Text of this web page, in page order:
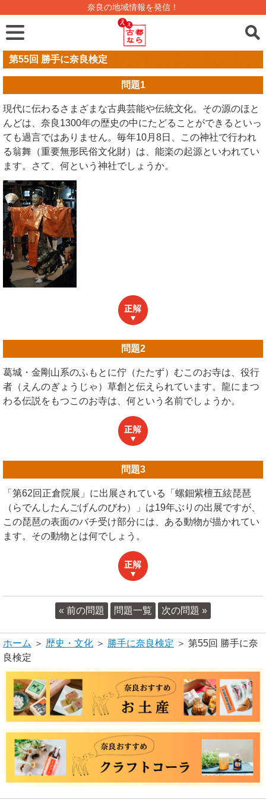
奈良の地域情報を発信！
第55回 勝手に奈良検定
問題1
現代に伝わるさまざまな古典芸能や伝統文化。その源のほと
んどは、奈良1300年の歴史の中にたどることができるといっ
ても過言ではありません。毎年10月8日、この神社で行われ
る翁舞（重要無形民俗文化財）は、能楽の起源といわれてい
ます。さて、何という神社でしょうか。
問題2
葛城・金剛山系のふもとに佇（たたず）むこのお寺は、役行
者（えんのぎょうじゃ）草創と伝えられています。龍にまつ
わる伝説をもつこのお寺は、何という名前でしょうか。
問題3
「第62回正倉院展」に出展されている「螺鈿紫檀五絃琵琶
（らでんしたんごげんのびわ）」は19年ぶりの出展ですが、
この琵琶の表面のバチ受け部分には、ある動物が描かれてい
ます。その動物とは何でしょう。
« 前の問題 問題一覧 次の問題 »
ホーム ＞ 歴史・文化 ＞ 勝手に奈良検定 ＞ 第55回 勝手に奈
良検定